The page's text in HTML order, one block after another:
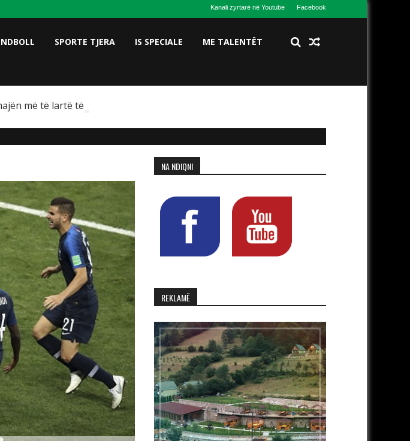
Kanali zyrtarë në Youtube Facebook
SPORTE TJERA IS SPECIALE ME TALENTËT
më të lartë të Italisë
NA NDIQNI
REKLAMË